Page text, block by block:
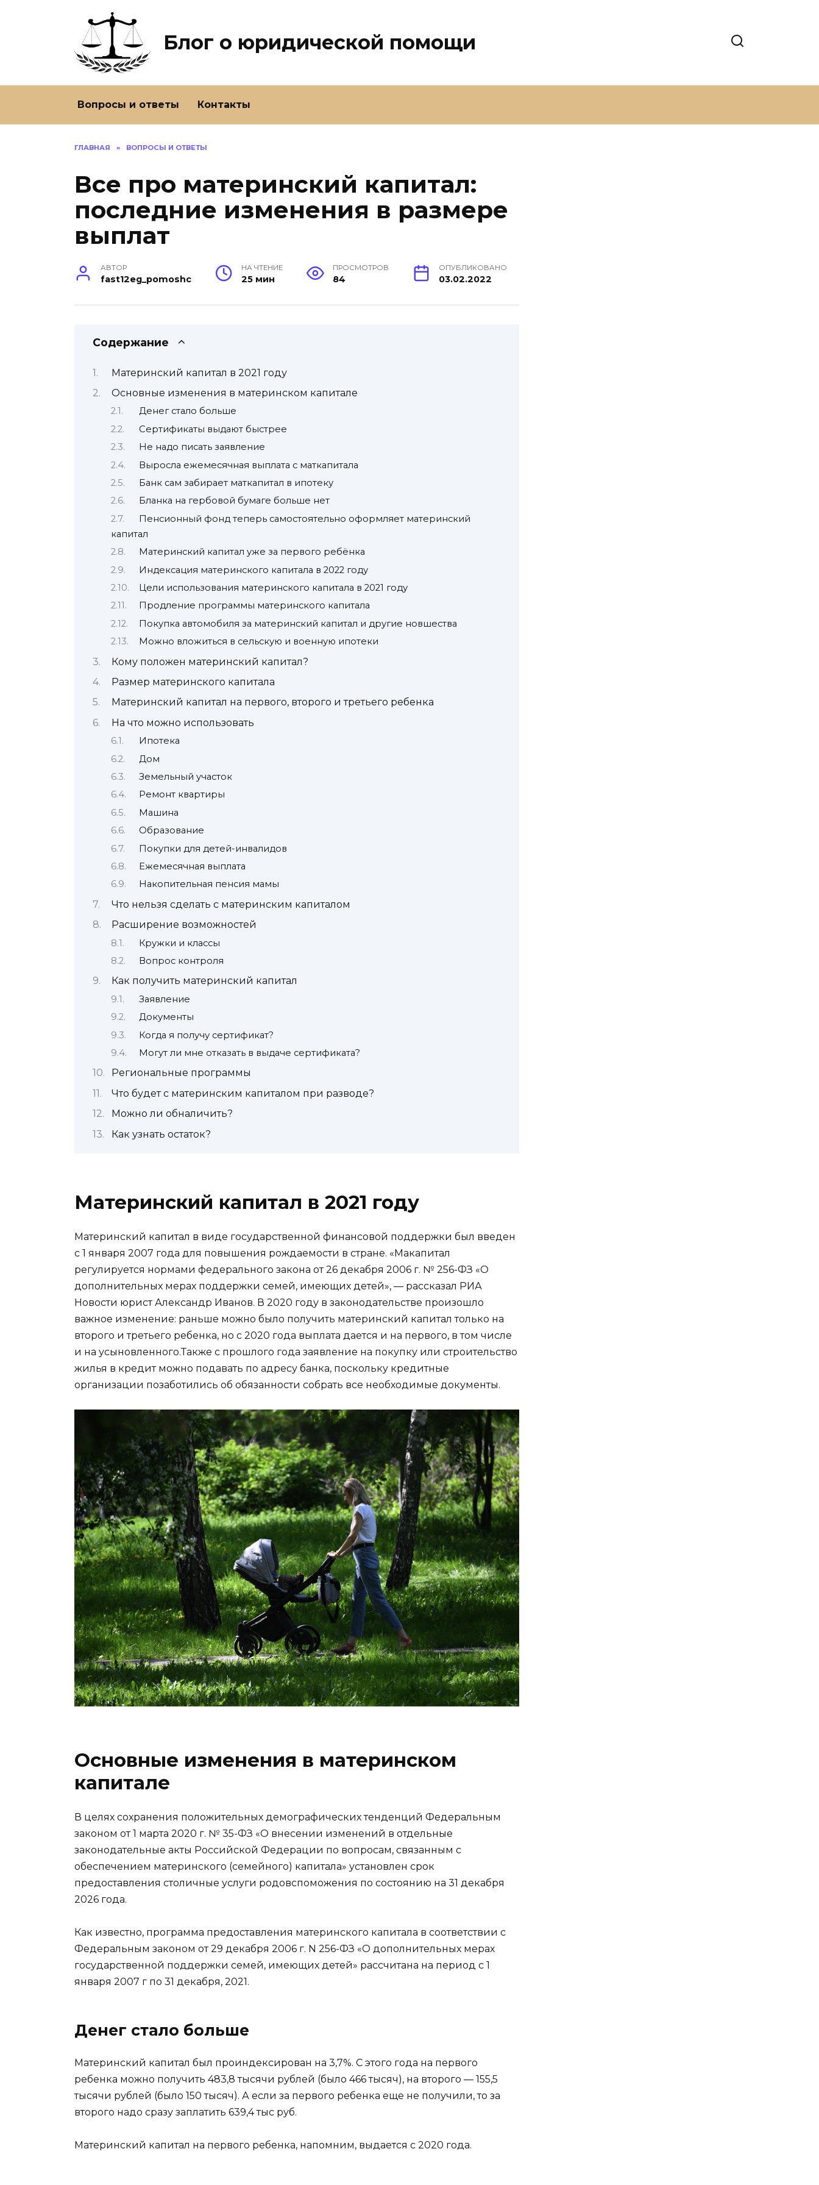
Блог о юридической помощи
Вопросы и ответы Контакты
ГЛАВНАЯ » ВОПРОСЫ И ОТВЕТЫ
Все про материнский капитал:
последние изменения в размере
выплат
АВТОР
fast12eg_pomoshc
НА ЧТЕНИЕ
25 мин
ПРОСМОТРОВ
84
ОПУБЛИКОВАНО
03.02.2022
Содержание
Материнский капитал в 2021 году
Основные изменения в материнском капитале
Денег стало больше
Сертификаты выдают быстрее
Не надо писать заявление
Выросла ежемесячная выплата с маткапитала
Банк сам забирает маткапитал в ипотеку
Бланка на гербовой бумаге больше нет
Пенсионный фонд теперь самостоятельно оформляет материнский
капитал
Материнский капитал уже за первого ребёнка
Индексация материнского капитала в 2022 году
Цели использования материнского капитала в 2021 году
Продление программы материнского капитала
Покупка автомобиля за материнский капитал и другие новшества
Можно вложиться в сельскую и военную ипотеки
Кому положен материнский капитал?
Размер материнского капитала
Материнский капитал на первого, второго и третьего ребенка
На что можно использовать
Ипотека
Дом
Земельный участок
Ремонт квартиры
Машина
Образование
Покупки для детей-инвалидов
Ежемесячная выплата
Накопительная пенсия мамы
Что нельзя сделать с материнским капиталом
Расширение возможностей
Кружки и классы
Вопрос контроля
Как получить материнский капитал
Заявление
Документы
Когда я получу сертификат?
Могут ли мне отказать в выдаче сертификата?
Региональные программы
Что будет с материнским капиталом при разводе?
Можно ли обналичить?
Как узнать остаток?
Материнский капитал в 2021 году
Материнский капитал в виде государственной финансовой поддержки был введен
с 1 января 2007 года для повышения рождаемости в стране. «Макапитал
регулируется нормами федерального закона от 26 декабря 2006 г. № 256-ФЗ «О
дополнительных мерах поддержки семей, имеющих детей», — рассказал РИА
Новости юрист Александр Иванов. В 2020 году в законодательстве произошло
важное изменение: раньше можно было получить материнский капитал только на
второго и третьего ребенка, но с 2020 года выплата дается и на первого, в том числе
и на усыновленного.Также с прошлого года заявление на покупку или строительство
жилья в кредит можно подавать по адресу банка, поскольку кредитные
организации позаботились об обязанности собрать все необходимые документы.
Основные изменения в материнском
капитале
В целях сохранения положительных демографических тенденций Федеральным
законом от 1 марта 2020 г. № 35-ФЗ «О внесении изменений в отдельные
законодательные акты Российской Федерации по вопросам, связанным с
обеспечением материнского (семейного) капитала» установлен срок
предоставления столичные услуги родовспоможения по состоянию на 31 декабря
2026 года.
Как известно, программа предоставления материнского капитала в соответствии с
Федеральным законом от 29 декабря 2006 г. N 256-ФЗ «О дополнительных мерах
государственной поддержки семей, имеющих детей» рассчитана на период с 1
января 2007 г по 31 декабря, 2021.
Денег стало больше
Материнский капитал был проиндексирован на 3,7%. С этого года на первого
ребенка можно получить 483,8 тысячи рублей (было 466 тысяч), на второго — 155,5
тысячи рублей (было 150 тысяч). А если за первого ребенка еще не получили, то за
второго надо сразу заплатить 639,4 тыс руб.
Материнский капитал на первого ребенка, напомним, выдается с 2020 года.